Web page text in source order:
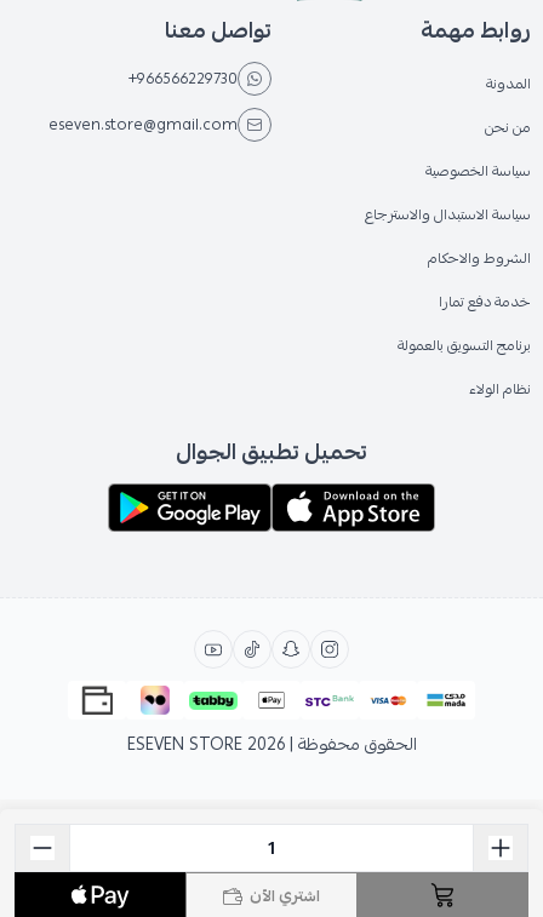
اشتري الآن
روابط مهمة
المدونة
من نحن
سياسة الخصوصية
سياسة الاستبدال والاسترجاع
الشروط والاحكام
خدمة دفع تمارا
برنامج التسويق بالعمولة
نظام الولاء
تواصل معنا
+966566229730
eseven.store@gmail.com
تحميل تطبيق الجوال
الحقوق محفوظة | 2026 ESEVEN STORE